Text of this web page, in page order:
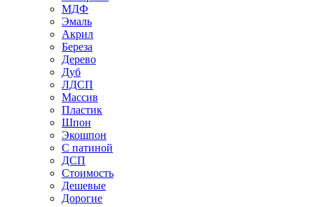
МДФ
Эмаль
Акрил
Береза
Дерево
Дуб
ЛДСП
Массив
Пластик
Шпон
Экошпон
С патиной
ДСП
Стоимость
Дешевые
Дорогие